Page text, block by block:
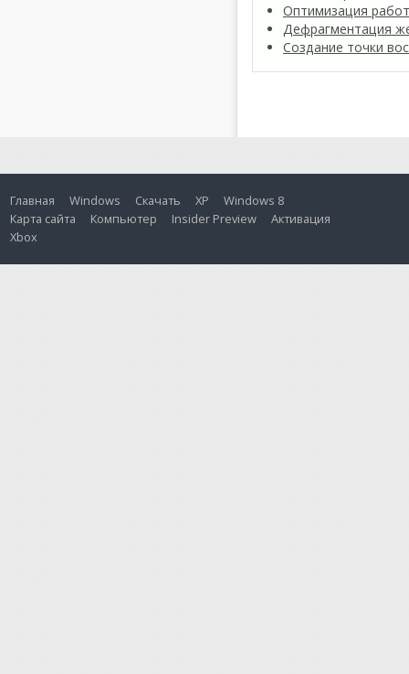
Оптимизация
Дефрагментация
Создание точки
Главная Windows Скачать XP
Windows 8
Карта сайта
Компьютер Insider Preview
Активация
Xbox